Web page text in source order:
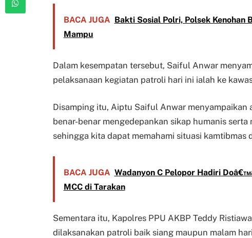
BACA JUGA Bakti Sosial Polri, Polsek Kenohan
Mampu
Dalam kesempatan tersebut, Saiful Anwar
pelaksanaan kegiatan patroli hari ini ialah ke
Disamping itu, Aiptu Saiful Anwar
benar-benar mengedepankan sikap humanis
sehingga kita dapat memahami situasi
BACA JUGA Wadanyon C Pelopor Hadiri
MCC di Tarakan
Sementara itu, Kapolres PPU AKBP Teddy
dilaksanakan patroli baik siang maupun malam